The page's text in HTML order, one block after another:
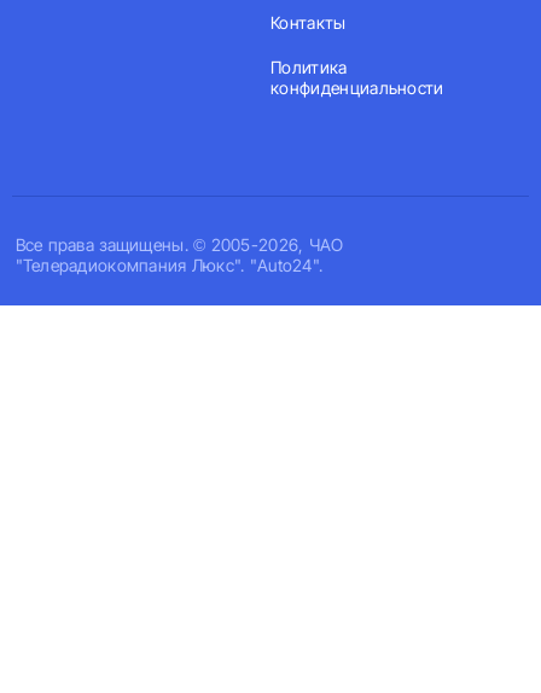
Все права защищены. © 2005-2026, ЧАО
"Телерадиокомпания Люкс". "Auto24".
Контакты
Политика
конфиденциальности